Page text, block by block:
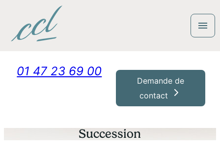
menu
01 47 23 69 00
Demande de
contact
Succession
Panneau de gestion des cookies